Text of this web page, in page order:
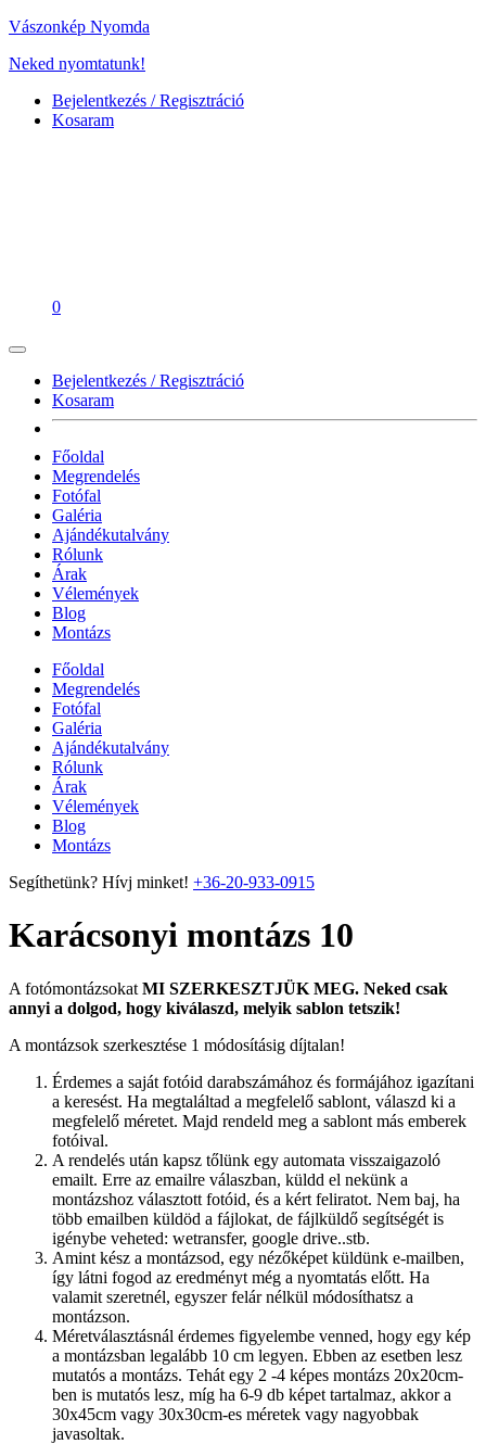
Vászonkép Nyomda
Neked nyomtatunk!
Bejelentkezés / Regisztráció
Kosaram
0
Bejelentkezés / Regisztráció
Kosaram
Főoldal
Megrendelés
Fotófal
Galéria
Ajándékutalvány
Rólunk
Árak
Vélemények
Blog
Montázs
Főoldal
Megrendelés
Fotófal
Galéria
Ajándékutalvány
Rólunk
Árak
Vélemények
Blog
Montázs
Segíthetünk? Hívj minket! +36-20-933-0915
Karácsonyi montázs 10
A fotómontázsokat MI SZERKESZTJÜK MEG. Neked csak
annyi a dolgod, hogy kiválaszd, melyik sablon tetszik!
A montázsok szerkesztése 1 módosításig díjtalan!
Érdemes a saját fotóid darabszámához és formájához igazítani
a keresést. Ha megtaláltad a megfelelő sablont, válaszd ki a
megfelelő méretet. Majd rendeld meg a sablont más emberek
fotóival.
A rendelés után kapsz tőlünk egy automata visszaigazoló
emailt. Erre az emailre válaszban, küldd el nekünk a
montázshoz választott fotóid, és a kért feliratot. Nem baj, ha
több emailben küldöd a fájlokat, de fájlküldő segítségét is
igénybe veheted: wetransfer, google drive..stb.
Amint kész a montázsod, egy nézőképet küldünk e-mailben,
így látni fogod az eredményt még a nyomtatás előtt. Ha
valamit szeretnél, egyszer felár nélkül módosíthatsz a
montázson.
Méretválasztásnál érdemes figyelembe venned, hogy egy kép
a montázsban legalább 10 cm legyen. Ebben az esetben lesz
mutatós a montázs. Tehát egy 2 -4 képes montázs 20x20cm-
ben is mutatós lesz, míg ha 6-9 db képet tartalmaz, akkor a
30x45cm vagy 30x30cm-es méretek vagy nagyobbak
javasoltak.